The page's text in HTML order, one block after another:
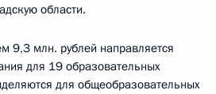
области.
9,3 млн. рублей направляется
для 19 образовательных
для общеобразовательных